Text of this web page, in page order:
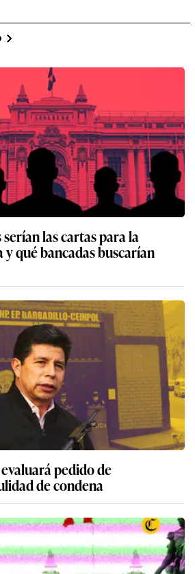
las cartas para la
qué bancadas buscarían
pedido de
y nulidad de condena